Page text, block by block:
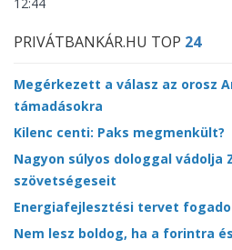
PRIVÁTBANKÁR.HU TOP 24
Megérkezett a válasz az orosz
támadásokra
Kilenc centi: Paks megmenkült?
Nagyon súlyos dologgal vádolja
szövetségeseit
Energiafejlesztési tervet
Nem lesz boldog, ha a forintra